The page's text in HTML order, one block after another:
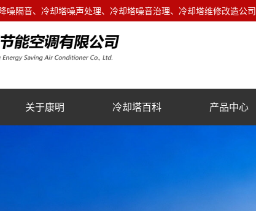
噪隔音、冷却塔噪声处理、冷却塔噪音治理、冷却塔维修改造公
关于康明 冷却塔百科 产品中心